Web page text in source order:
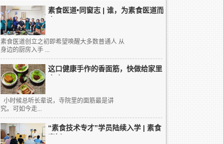
素食医道•同窗志 | 谁，为素食医道而
素食医道创立之初即希望唤醒大多数普通人 从
身边的厨房入手 ...
这口健康手作的香面筋，快做给家里
小时候总听长辈说，寺院里的面筋最是讲
究。可如今走...
“素食技术专才”学员陆续入学 | 素食